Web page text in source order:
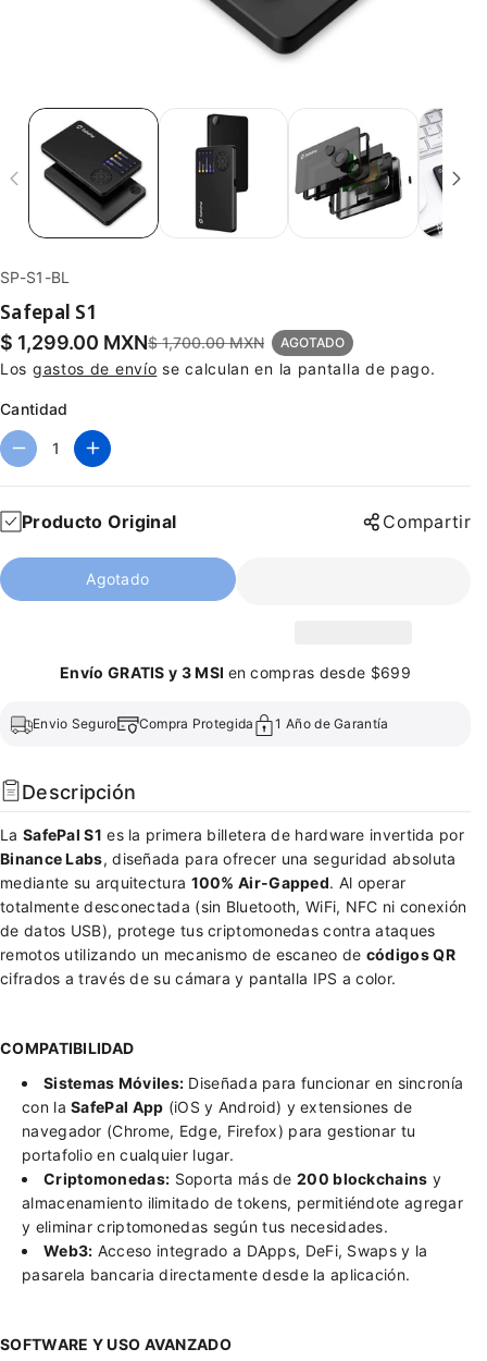
S
U
:
SP-S1-BL
Safepal S1
$ 1,299.00 MXN$ 1,700.00 MXN AGOTADO
Los gastos de envío se calculan en la pantalla de pago.
Cantidad
R
u
r
i
d
d
p
a
r
a
S
a
f
e
p
S
1
A
e
t
a
a
i
d
p
a
r
a
S
a
f
e
l
S
1
Producto Original Compartir
Agotado
Envío GRATIS y 3 MSI en compras desde $699
Envio Seguro Compra Protegida 1 Año de Garantía
Descripción
La SafePal S1 es la primera billetera de hardware invertida por
Binance Labs, diseñada para ofrecer una seguridad absoluta
mediante su arquitectura 100% Air-Gapped. Al operar
totalmente desconectada (sin Bluetooth, WiFi, NFC ni conexión
de datos USB), protege tus criptomonedas contra ataques
remotos utilizando un mecanismo de escaneo de códigos QR
cifrados a través de su cámara y pantalla IPS a color.
COMPATIBILIDAD
Sistemas Móviles: Diseñada para funcionar en sincronía
con laSafePal App (iOS y Android) y extensiones de
navegador (Chrome, Edge, Firefox) para gestionar tu
portafolio en cualquier lugar.
Criptomonedas: Soporta más de200 blockchains y
almacenamiento ilimitado de tokens, permitiéndote agregar
y eliminar criptomonedas según tus necesidades.
Web3: Acceso integrado a DApps, DeFi, Swaps y la
pasarela bancaria directamente desde la aplicación.
SOFTWARE Y USO AVANZADO